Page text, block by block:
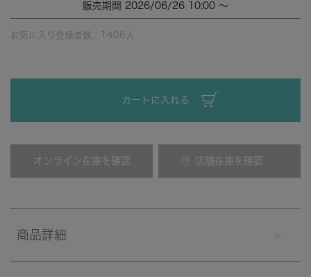
販売期間 2026/06/26 10:00 〜
お気に入り登録者数： 1406 人
カートに入れる
オンライン在庫を確認 店舗在庫を確認
商品詳細